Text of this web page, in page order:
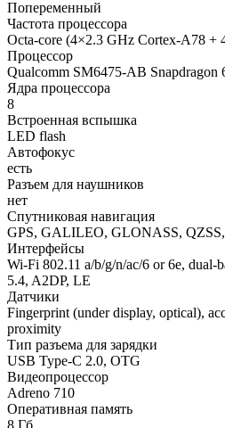
Попеременный
Частота процессора
Octa-core (4×2.3 GHz Cortex-A78 +
Процессор
Qualcomm SM6475-AB Snapdragon
Ядра процессора
8
Встроенная вспышка
LED flash
Автофокус
есть
Разъем для наушников
нет
Спутниковая навигация
GPS, GALILEO, GLONASS,
Интерфейсы
Wi-Fi 802.11 a/b/g/n/ac/6 or 6e,
5.4, A2DP, LE
Датчики
Fingerprint (under display, optical),
proximity
Тип разъема для зарядки
USB Type-C 2.0, OTG
Видеопроцессор
Adreno 710
Оперативная память
8 Гб